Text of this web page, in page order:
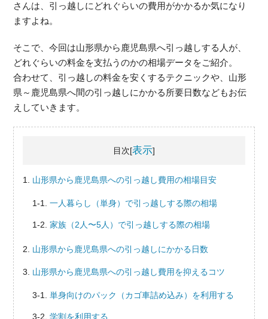
さんは、引っ越しにどれぐらいの費用がかかるか気になり
ますよね。
そこで、今回は山形県から鹿児島県へ引っ越しする人が、
どれぐらいの料金を支払うのかの相場データをご紹介。
合わせて、引っ越しの料金を安くするテクニックや、山形
県～鹿児島県へ間の引っ越しにかかる所要日数などもお伝
えしていきます。
目次[表示]
山形県から鹿児島県への引っ越し費用の相場目安
一人暮らし（単身）で引っ越しする際の相場
家族（2人〜5人）で引っ越しする際の相場
山形県から鹿児島県への引っ越しにかかる日数
山形県から鹿児島県への引っ越し費用を抑えるコツ
単身向けのパック（カゴ車詰め込み）を利用する
学割を利用する